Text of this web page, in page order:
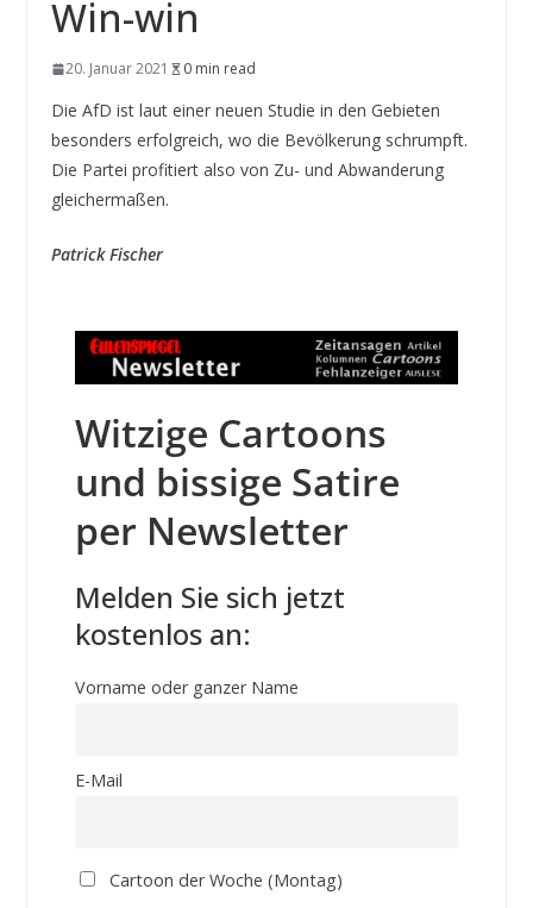
Win-win
20. Januar 2021 0 min read
Die AfD ist laut einer neuen Studie in den Gebieten
besonders erfolgreich, wo die Bevöl­kerung schrumpft.
Die Partei profitiert also von Zu- und Ab­wanderung
gleichermaßen.
Patrick Fischer
Witzige Cartoons
und bissige Satire
per Newsletter
Melden Sie sich jetzt
kostenlos an:
Vorname oder ganzer Name
E-Mail
Cartoon der Woche (Montag)